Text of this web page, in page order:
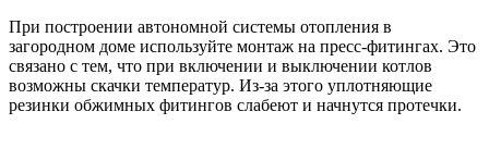
При построении автономной системы отопления в
загородном доме используйте монтаж на пресс-фитингах. Это
связано с тем, что при включении и выключении котлов
возможны скачки температур. Из-за этого уплотняющие
резинки обжимных фитингов слабеют и начнутся протечки.